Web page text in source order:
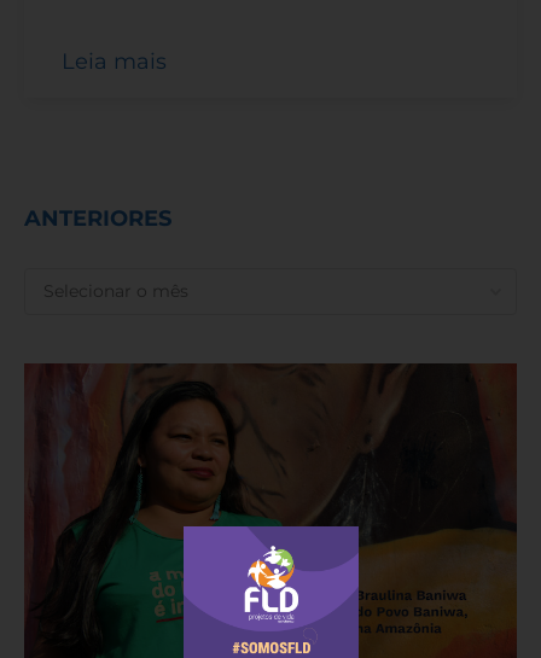
Leia mais
ANTERIORES